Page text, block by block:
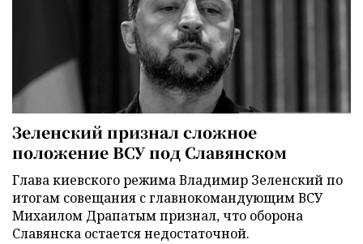
Зеленский признал сложное
положение ВСУ под Славянском
Глава киевского режима Владимир Зеленский по
итогам совещания с главнокомандующим ВСУ
Михаилом Драпатым признал, что оборона
Славянска остается недостаточной.